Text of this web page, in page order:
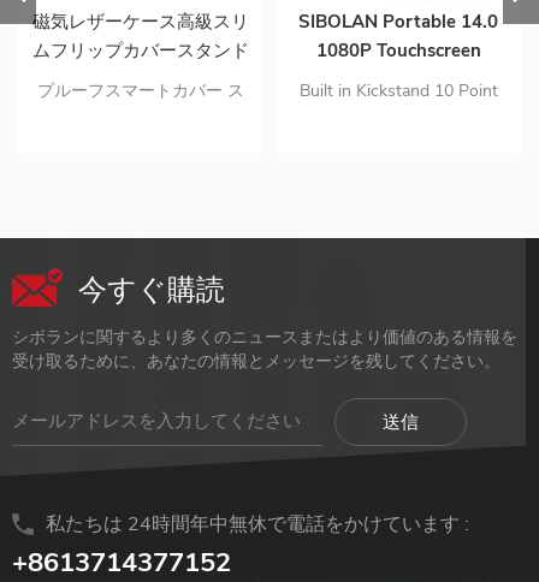
磁気レザーケース高級スリ
ムフリップカバースタンド
2in1モデルポータブルモニ
プルーフスマートカバー ス
SIBOLAN Portable 14.0
1080P Touchscreen
Monitor with Kickstand
Built in Kickstand 10 Point
今すぐ購読
シボランに関するより多くのニュースまたはより価値のある情報を
受け取るために、あなたの情報とメッセージを残してください。
私たちは 24時間年中無休で電話をかけています :
+8613714377152